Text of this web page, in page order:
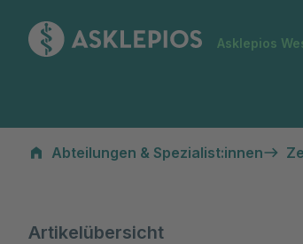
Asklepios
Abteilungen & Spezialist:innen
Artikelübersicht